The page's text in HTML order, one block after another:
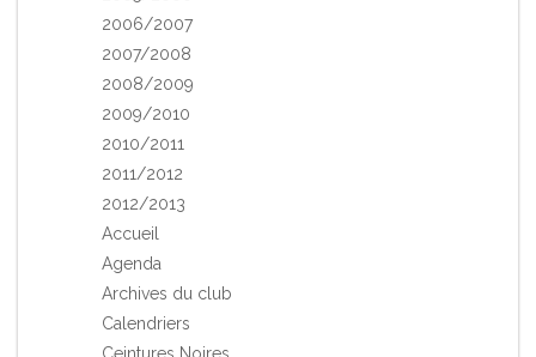
2006/2007
2007/2008
2008/2009
2009/2010
2010/2011
2011/2012
2012/2013
Accueil
Agenda
Archives du club
Calendriers